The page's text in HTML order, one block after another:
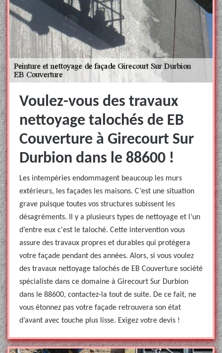
Voulez-vous des travaux
nettoyage talochés de EB
Couverture à Girecourt Sur
Durbion dans le 88600 !
Les intempéries endommagent beaucoup les murs
extérieurs, les façades les maisons. C’est une situation
grave puisque toutes vos structures subissent les
désagréments. Il y a plusieurs types de nettoyage et l’un
d’entre eux c'est le taloché. Cette intervention vous
assure des travaux propres et durables qui protègera
votre façade pendant des années. Alors, si vous voulez
des travaux nettoyage talochés de EB Couverture société
spécialiste dans ce domaine à Girecourt Sur Durbion
dans le 88600, contactez-la tout de suite. De ce fait, ne
vous étonnez pas votre façade retrouvera son état
d’avant avec touche plus lisse. Exigez votre devis !